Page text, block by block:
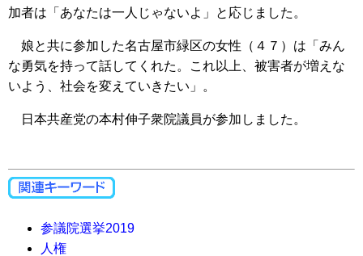
加者は「あなたは一人じゃないよ」と応じました。
娘と共に参加した名古屋市緑区の女性（４７）は「みん
な勇気を持って話してくれた。これ以上、被害者が増えな
いよう、社会を変えていきたい」。
日本共産党の本村伸子衆院議員が参加しました。
参議院選挙2019
人権